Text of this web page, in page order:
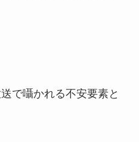
で囁かれる不安要素と